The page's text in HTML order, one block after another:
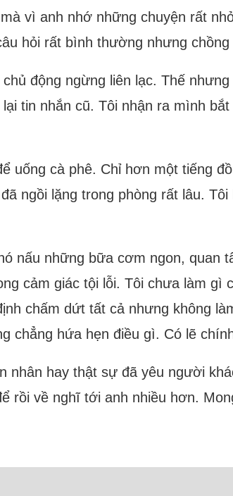
vì anh nhớ những chuyện rất
hỏi rất bình thường nhưng
động ngừng liên lạc. Thế
tin nhắn cũ. Tôi nhận ra mình
uống cà phê. Chỉ hơn một tiếng
ngồi lặng trong phòng rất lâu.
nấu những bữa cơm ngon, quan
cảm giác tội lỗi. Tôi chưa làm gì
chấm dứt tất cả nhưng không
chẳng hứa hẹn điều gì. Có lẽ
hay thật sự đã yêu người
rồi về nghĩ tới anh nhiều hơn.